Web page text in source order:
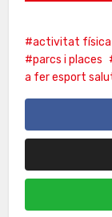
activitat física
parcs i places
a fer esport